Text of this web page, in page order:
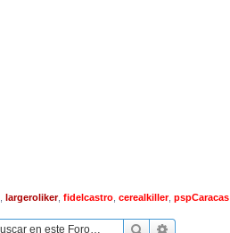
largeroliker, fidelcastro cerealkiller, pspCaracas
Buscar